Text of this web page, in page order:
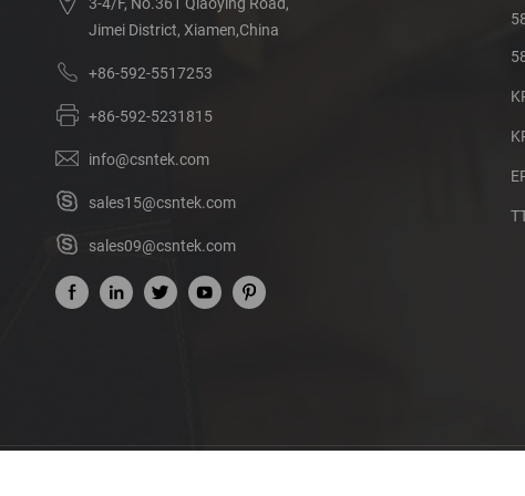
Jimei District, Xiamen,China
+86-592-5517253
+86-592-5231815
info@csntek.com
sales15@csntek.com
sales09@csntek.com